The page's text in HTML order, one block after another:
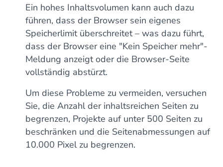
Ein hohes Inhaltsvolumen kann auch dazu
führen, dass der Browser sein eigenes
Speicherlimit überschreitet – was dazu führt,
dass der Browser eine "Kein Speicher mehr"-
Meldung anzeigt oder die Browser-Seite
vollständig abstürzt.
Um diese Probleme zu vermeiden, versuchen
Sie, die Anzahl der inhaltsreichen Seiten zu
begrenzen, Projekte auf unter 500 Seiten zu
beschränken und die Seitenabmessungen auf
10.000 Pixel zu begrenzen.